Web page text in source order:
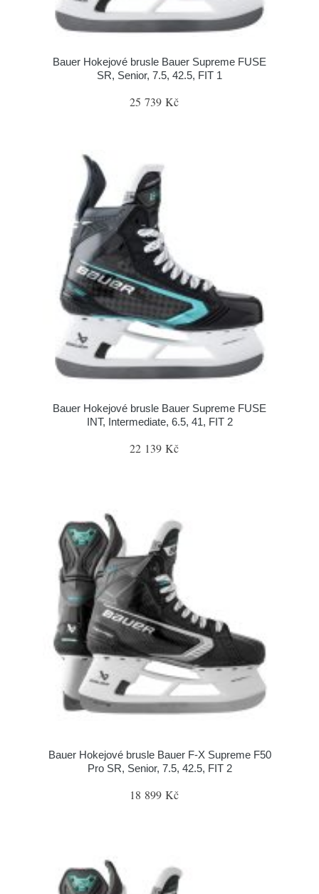
Bauer Hokejové brusle Bauer Supreme FUSE
SR, Senior, 7.5, 42.5, FIT 1
25 739 Kč
Bauer Hokejové brusle Bauer Supreme FUSE
INT, Intermediate, 6.5, 41, FIT 2
22 139 Kč
Bauer Hokejové brusle Bauer F-X Supreme F50
Pro SR, Senior, 7.5, 42.5, FIT 2
18 899 Kč